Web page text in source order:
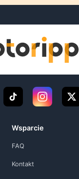
Wsparcie
FAQ
Kontakt